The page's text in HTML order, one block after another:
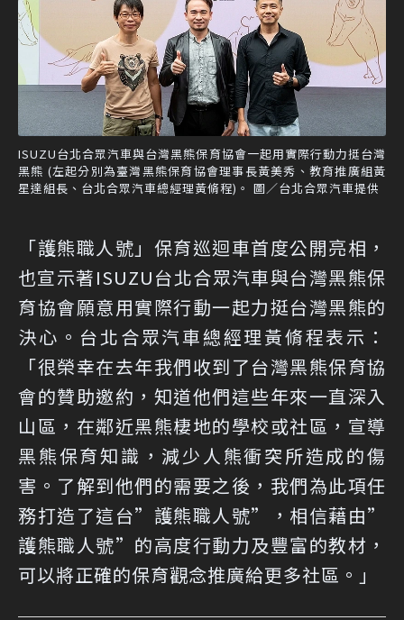
ISUZU台北合眾汽車與台灣黑熊保育協會一起用實際行動力挺台灣
黑熊 (左起分別為臺灣黑熊保育協會理事長黃美秀、教育推廣組黃
星達組長、台北合眾汽車總經理黃脩程)。 圖／台北合眾汽車提供
「護熊職人號」保育巡迴車首度公開亮相，
也宣示著ISUZU台北合眾汽車與台灣黑熊保
育協會願意用實際行動一起力挺台灣黑熊的
決心。台北合眾汽車總經理黃脩程表示：
「很榮幸在去年我們收到了台灣黑熊保育協
會的贊助邀約，知道他們這些年來一直深入
山區，在鄰近黑熊棲地的學校或社區，宣導
黑熊保育知識，減少人熊衝突所造成的傷
害。了解到他們的需要之後，我們為此項任
務打造了這台”護熊職人號”，相信藉由”
護熊職人號”的高度行動力及豐富的教材，
可以將正確的保育觀念推廣給更多社區。」